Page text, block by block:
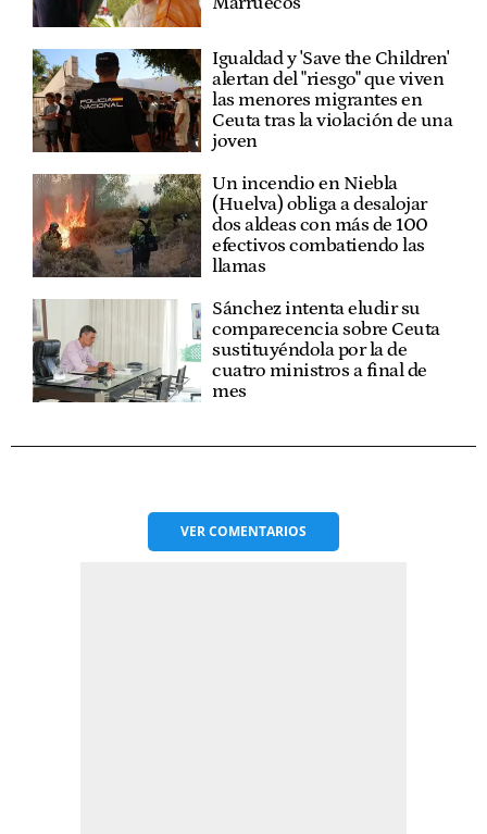
Igualdad y 'Save the Children'
alertan del "riesgo" que viven
las menores migrantes en
Ceuta tras la violación de una
joven
Un incendio en Niebla
(Huelva) obliga a desalojar
dos aldeas con más de 100
efectivos combatiendo las
llamas
Sánchez intenta eludir su
comparecencia sobre Ceuta
sustituyéndola por la de
cuatro ministros a final de
mes
VERCOMENTARIOS